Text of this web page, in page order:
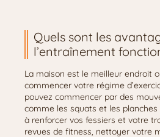
Quels sont les
l’entraînement
La maison est le meilleur endroit
commencer votre régime
pouvez commencer par des
comme les squats et les
à renforcer vos fessiers et votre
revues de fitness, nettoyer votre